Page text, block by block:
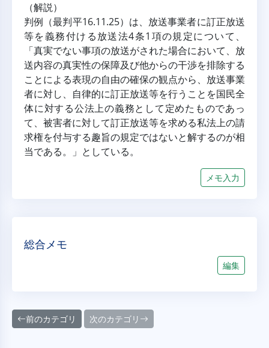
（解説）
判例（最判平16.11.25）は、放送事業者に訂正放送
等を義務付ける放送法4条1項の規定について、
「真実でない事項の放送がされた場合において、放
送内容の真実性の保障及び他からの干渉を排除する
ことによる表現の自由の確保の観点から、放送事業
者に対し、自律的に訂正放送等を行うことを国民全
体に対する公法上の義務として定めたものであっ
て、被害者に対して訂正放送等を求める私法上の請
求権を付与する趣旨の規定ではないと解するのが相
当である。」としている。
メモ入力
総合メモ
編集
前のカテゴリ 次のカテゴリ